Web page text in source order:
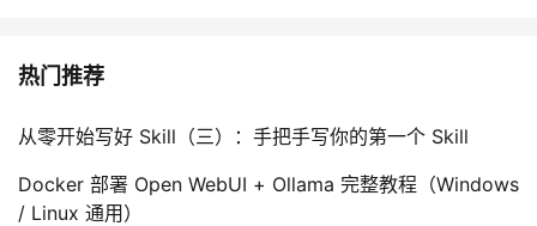
热门推荐
从零开始写好 Skill（三）：手把手写你的第一个 Skill
Docker 部署 Open WebUI + Ollama 完整教程（Windows
/ Linux 通用）